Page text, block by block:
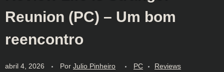
Reunion (PC) – Um bom
reencontro
abril 4, 2026 Por Julio Pinheiro PC Reviews